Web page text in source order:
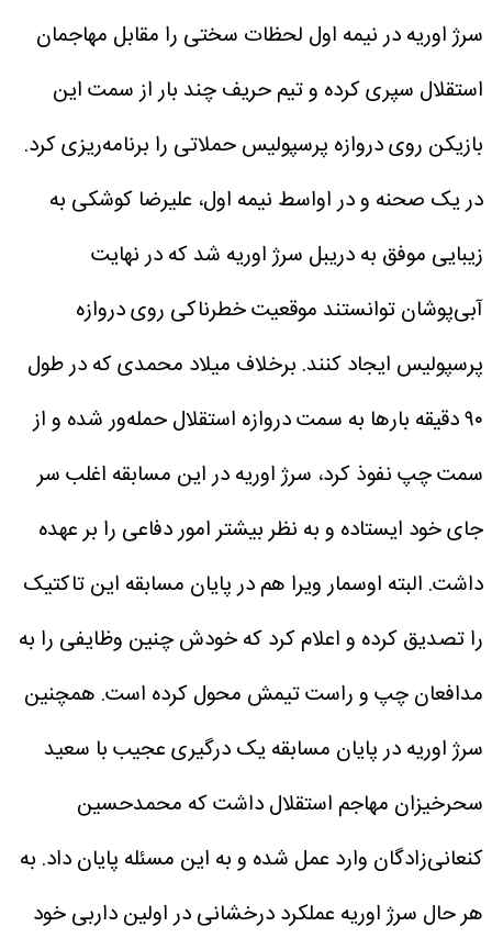
سرژ اوریه در نیمه اول لحظات سختی را مقابل مهاجمان
استقلال سپری کرده و تیم حریف چند بار از سمت این
بازیکن روی دروازه پرسپولیس حملاتی را برنامه‌ریزی کرد.
در یک صحنه و در اواسط نیمه اول، علیرضا کوشکی به
زیبایی موفق به دریبل سرژ اوریه شد که در نهایت
آبی‌پوشان توانستند موقعیت خطرناکی روی دروازه
پرسپولیس ایجاد کنند. برخلاف میلاد محمدی که در طول
۹۰ دقیقه بارها به سمت دروازه استقلال حمله‌ور شده و از
سمت چپ نفوذ کرد، سرژ اوریه در این مسابقه اغلب سر
جای خود ایستاده و به نظر بیشتر امور دفاعی را بر عهده
داشت. البته اوسمار ویرا هم در پایان مسابقه این تاکتیک
را تصدیق کرده و اعلام کرد که خودش چنین وظایفی را به
مدافعان چپ و راست تیمش محول کرده است. همچنین
سرژ اوریه در پایان مسابقه یک درگیری عجیب با سعید
سحرخیزان مهاجم استقلال داشت که محمدحسین
کنعانی‌زادگان وارد عمل شده و به این مسئله پایان داد. به
هر حال سرژ اوریه عملکرد درخشانی در اولین داربی خود